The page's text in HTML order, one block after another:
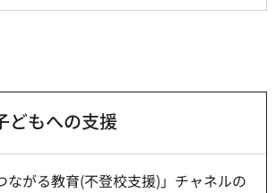
どもへの支援
ながる教育(不登校支援)」チャネルの